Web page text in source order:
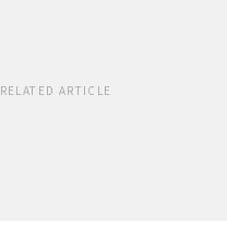
RELATED ARTICLE